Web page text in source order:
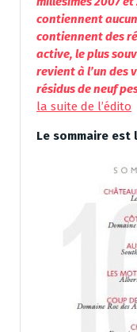
contiennent
contiennent des
active, le plus
revient à l’un des
résidus de neuf
la suite de l’édito
Le sommaire